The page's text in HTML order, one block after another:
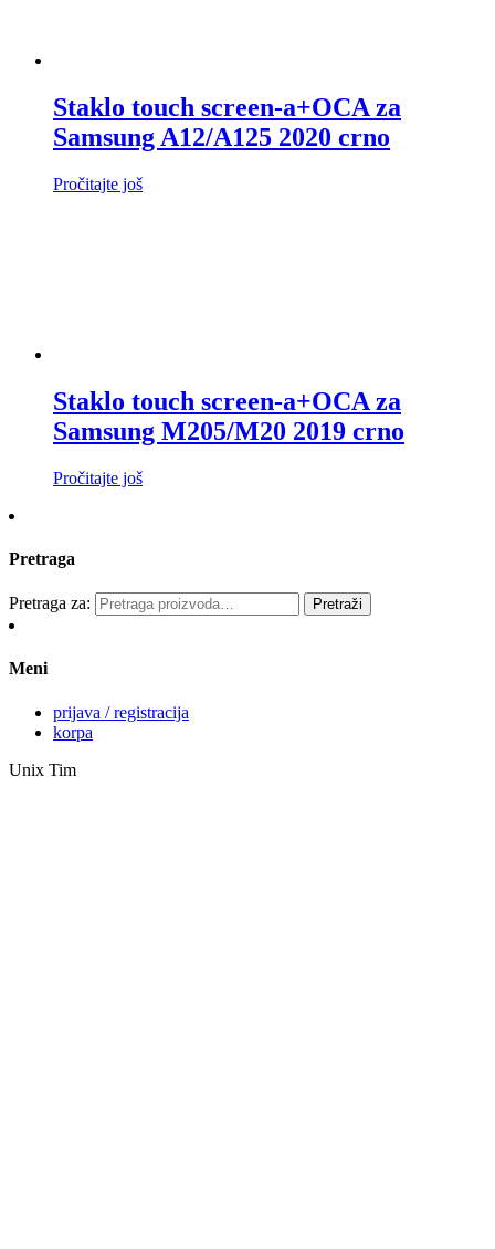
Staklo touch screen-a+OCA za
Samsung A12/A125 2020 crno
Pročitajte još
Staklo touch screen-a+OCA za
Samsung M205/M20 2019 crno
Pročitajte još
Pretraga
Pretraga za: Pretraži
Meni
prijava / registracija
korpa
Unix Tim